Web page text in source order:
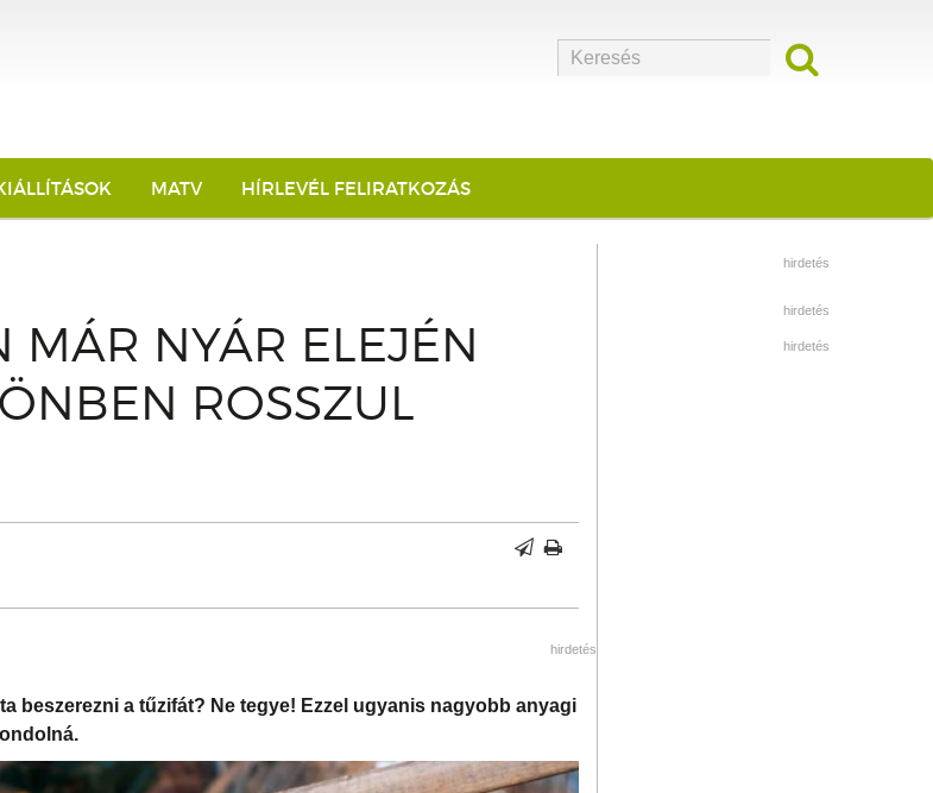
MATV HÍRLEVÉL FELIRATKOZÁS
MÁR NYÁR ELEJÉN
ROSSZUL
hirdetés
beszerezni a tűzifát? Ne tegye! Ezzel ugyanis nagyobb anyagi
hirdetés
hirdetés
hirdetés